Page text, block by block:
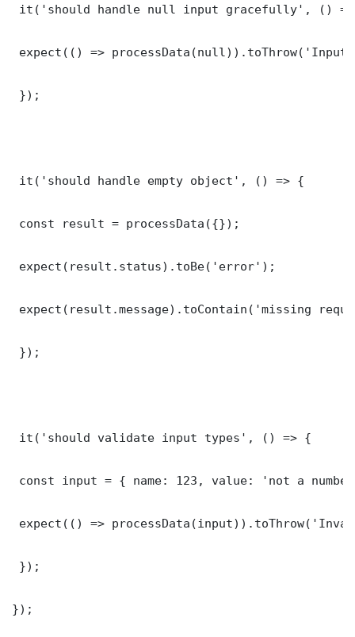
it('should handle null input gracefully', ()
expect(() =>
});
it('should handle empty object', () => {
const result = processData({});
expect(result.status).toBe('error');
expect(result.message).toContain('missing
});
it('should validate input types', () => {
const input = { name: 123, value: 'not a
expect(() =>
});
});